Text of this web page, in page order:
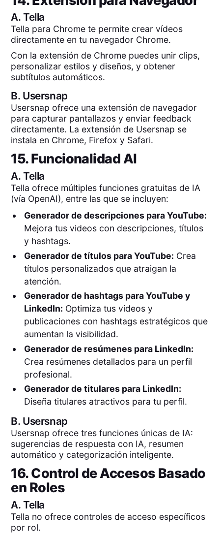
A.Tella
Tella para Chrome te permite crear vídeos
directamente en tu navegador Chrome.
Con la extensión de Chrome puedes unir clips,
personalizar estilos y diseños, y obtener
subtítulos automáticos.
B. Usersnap
Usersnap ofrece una extensión de navegador
para capturar pantallazos y enviar feedback
directamente. La extensión de Usersnap se
instala en Chrome, Firefox y Safari.
15. Funcionalidad AI
A.Tella
Tella ofrece múltiples funciones gratuitas de IA
(vía OpenAI), entre las que se incluyen:
Generador de descripciones para YouTube:
Mejora tus videos con descripciones, títulos
y hashtags.
Generador de títulos para YouTube: Crea
títulos personalizados que atraigan la
atención.
Generador de hashtags para YouTube y
LinkedIn: Optimiza tus videos y
publicaciones con hashtags estratégicos que
aumentan la visibilidad.
Generador de resúmenes para LinkedIn:
Crea resúmenes detallados para un perfil
profesional.
Generador de titulares para LinkedIn:
Diseña titulares atractivos para tu perfil.
B. Usersnap
Usersnap ofrece tres funciones únicas de IA:
sugerencias de respuesta con IA, resumen
automático y categorización inteligente.
16. Control de Accesos Basado
en Roles
A.Tella
Tella no ofrece controles de acceso específicos
por rol.